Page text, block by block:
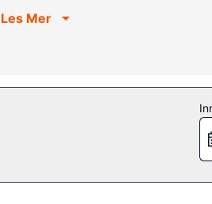
Rommene har skrivebord og
Restaurant
Stedet har en bar/lounge hvor du kan
Gjestene tilbys ubetjent parkering
Les Mer